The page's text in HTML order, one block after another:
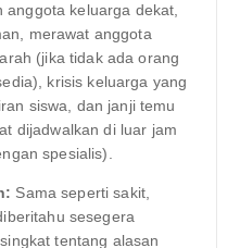
anggota keluarga dekat,
merawat anggota
(jika tidak ada orang
krisis keluarga yang
siswa, dan janji temu
dijadwalkan di luar jam
spesialis).
Sama seperti sakit,
sesegera
tentang alasan